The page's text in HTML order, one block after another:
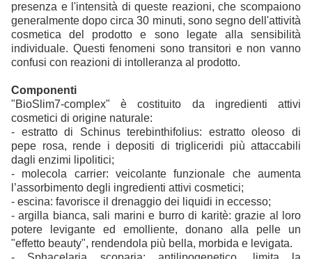
presenza e l'intensità di queste reazioni, che scompaiono
generalmente dopo circa 30 minuti, sono segno dell'attività
cosmetica del prodotto e sono legate alla sensibilità
individuale. Questi fenomeni sono transitori e non vanno
confusi con reazioni di intolleranza al prodotto.
Componenti
"BioSlim7-complex" è costituito da ingredienti attivi
cosmetici di origine naturale:
- estratto di Schinus terebinthifolius: estratto oleoso di
pepe rosa, rende i depositi di trigliceridi più attaccabili
dagli enzimi lipolitici;
- molecola carrier: veicolante funzionale che aumenta
l’assorbimento degli ingredienti attivi cosmetici;
- escina: favorisce il drenaggio dei liquidi in eccesso;
- argilla bianca, sali marini e burro di karitè: grazie al loro
potere levigante ed emolliente, donano alla pelle un
"effetto beauty", rendendola più bella, morbida e levigata.